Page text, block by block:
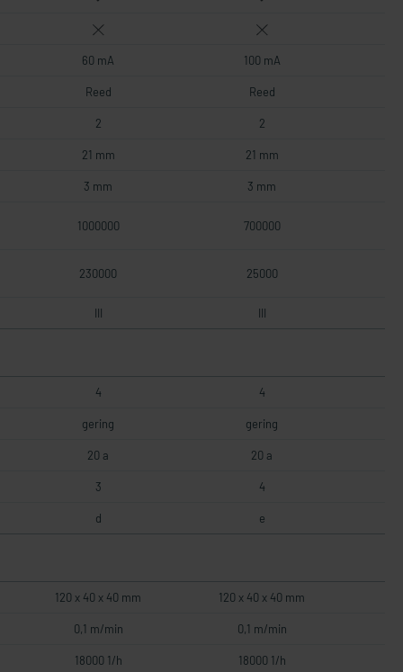
60 mA 100 mA
Reed Reed
2 2
21 mm 21 mm
3 mm 3 mm
1000000 700000
230000 25000
III III
4 4
gering gering
20 a 20 a
3 4
d e
120 x 40 x 40 mm 120 x 40 x 40 mm
0,1 m/min 0,1 m/min
18000 1/h 18000 1/h